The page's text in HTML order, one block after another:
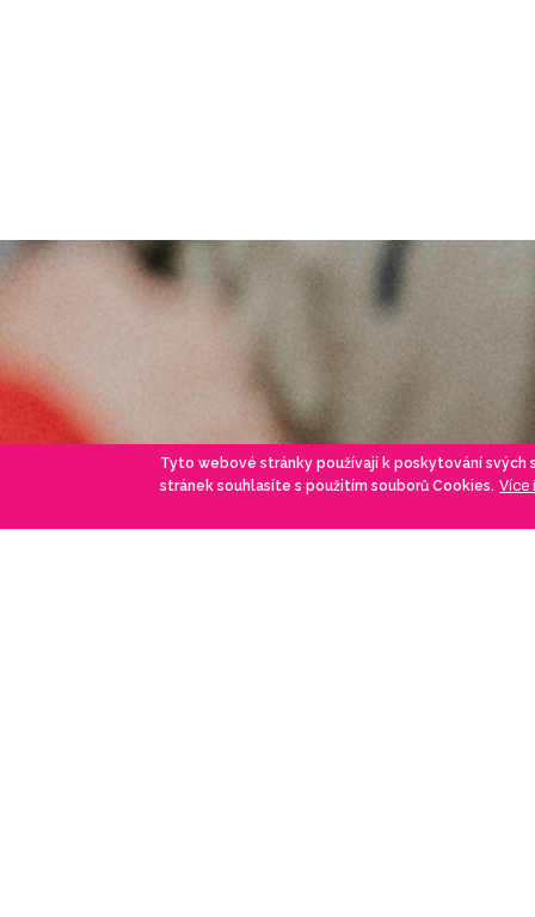
Tyto webové stránky používají k poskytování
stránek souhlasíte s použitím souborů Cookies. Více